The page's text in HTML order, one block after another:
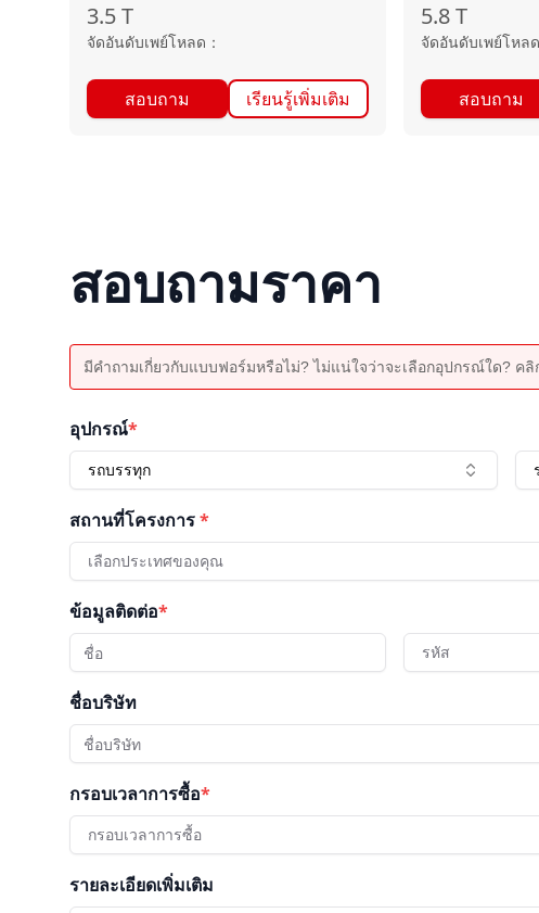
3.5T
จัดอันดับเพย์โหลด ：
สอบถาม เรียนรู้เพิ่มเติม
5.8T
จัดอันดับเพย์โหลด
สอบถาม
สอบถามราคา
มีคำถามเกี่ยวกับแบบฟอร์มหรือไม่? ไม่แน่ใจว่าจะเลือกอุปกรณ์ใด? ค
อุปกรณ์*
รถบรรทุก
สถานที่โครงการ*
เลือกประเทศของคุณ
ข้อมูลติดต่อ*
รหัส
ชื่อบริษัท
กรอบเวลาการซื้อ*
กรอบเวลาการซื้อ
รายละเอียดเพิ่มเติม